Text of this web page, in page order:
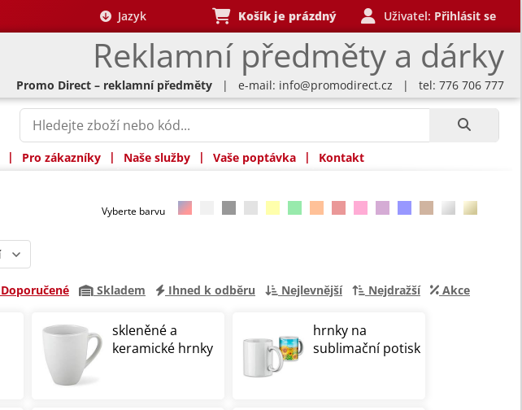
Reklamní předměty a dárky
Jazyk Košík je prázdný Uživatel: Přihlásit se
Promo Direct – reklamní předměty | e-mail: info@promodirect.cz | tel: 776 706 777
| Pro zákazníky | Naše služby | Vaše poptávka | Kontakt
Vyberte barvu
Doporučené Skladem Ihned k odběru Nejlevnější Nejdražší Akce
skleněné a
keramické hrnky
hrnky na
sublimační potisk